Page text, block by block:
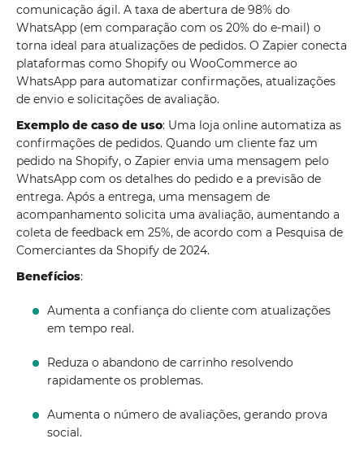
comunicação ágil. A taxa de abertura de 98% do
WhatsApp (em comparação com os 20% do e-mail) o
torna ideal para atualizações de pedidos. O Zapier conecta
plataformas como Shopify ou WooCommerce ao
WhatsApp para automatizar confirmações, atualizações
de envio e solicitações de avaliação.
Exemplo de caso de uso: Uma loja online automatiza as
confirmações de pedidos. Quando um cliente faz um
pedido na Shopify, o Zapier envia uma mensagem pelo
WhatsApp com os detalhes do pedido e a previsão de
entrega. Após a entrega, uma mensagem de
acompanhamento solicita uma avaliação, aumentando a
coleta de feedback em 25%, de acordo com a Pesquisa de
Comerciantes da Shopify de 2024.
Benefícios:
Aumenta a confiança do cliente com atualizações
em tempo real.
Reduza o abandono de carrinho resolvendo
rapidamente os problemas.
Aumenta o número de avaliações, gerando prova
social.